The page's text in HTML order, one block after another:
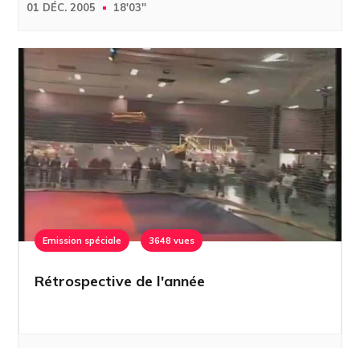
01 DÉC. 2005 18'03''
Emission spéciale 3648 vues
Rétrospective de l'année